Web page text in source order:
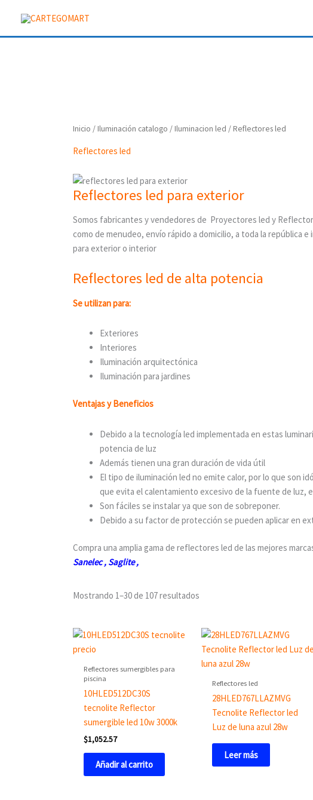
contenido
Inicio /Iluminación catalogo /Iluminacion led / Reflectores led
Reflectores led
Reflectores led para exterior
Somos fabricantes y vendedores de Proyectores led y
como de menudeo, envío rápido a domicilio, a toda la república
para exterior o interior
Reflectores led de alta potencia
Se utilizan para:
Exteriores
Interiores
Iluminación arquitectónica
Iluminación para jardines
Ventajas y Beneficios
Debido a la tecnología led implementada en estas
potencia de luz
Además tienen una gran duración de vida útil
El tipo de iluminación led no emite calor, por lo que son
que evita el calentamiento excesivo de la fuente de luz,
Son fáciles se instalar ya que son de sobreponer.
Debido a su factor de protección se pueden aplicar en
Compra una amplia gama de reflectores led de las mejores
Sanelec, Saglite,
Mostrando 1–30 de 107 resultados
Reflectores sumergibles para
piscina
10HLED512DC30S
tecnolite Reflector
sumergible led 10w 3000k
$1,052.57
Añadir al carrito
Reflectores led
28HLED767LLAZMVG
Tecnolite Reflector led
Luz de luna azul 28w
Leer más